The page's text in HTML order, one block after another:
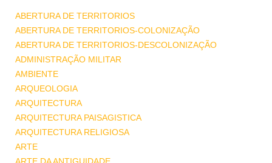
ABERTURA DE TERRITORIOS
ABERTURA DE TERRITORIOS-COLONIZAÇÃO
ABERTURA DE TERRITORIOS-DESCOLONIZAÇÃO
ADMINISTRAÇÃO MILITAR
AMBIENTE
ARQUEOLOGIA
ARQUITECTURA
ARQUITECTURA PAISAGISTICA
ARQUITECTURA RELIGIOSA
ARTE